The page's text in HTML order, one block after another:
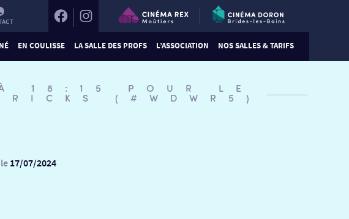
EN COULISSE LA SALLE DES PROFS L’ASSOCIATION NOS SALLES & TARIFS
18:15 POUR LE
(#WDWR5)
17/07/2024